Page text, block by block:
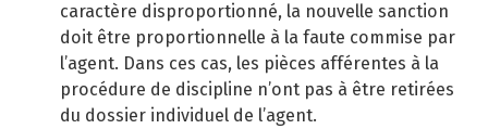
EMPLOI TERRITORIAL
SANTÉ ET PRÉVENTION DES
RISQUES PROFESSIONNELS
caractère disproportionné, la nouvelle sanction
doit être proportionnelle à la faute commise par
l’agent. Dans ces cas, les pièces afférentes à la
procédure de discipline n’ont pas à être retirées
du dossier individuel de l’agent.